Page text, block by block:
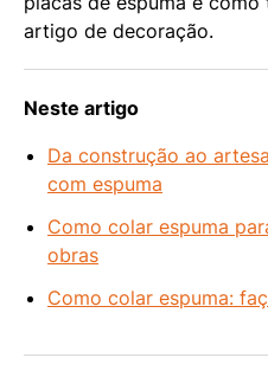
artigo de decoração.
Neste artigo
Da construção ao
com espuma
Como colar espuma
obras
Como colar espuma: